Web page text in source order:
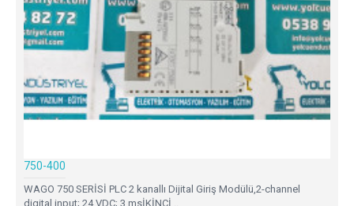
750-400
WAGO 750 SERİSİ PLC 2 kanallı Dijital Giriş Modülü,2-channel
digital input; 24 VDC; 3 msİKİNCİ ..